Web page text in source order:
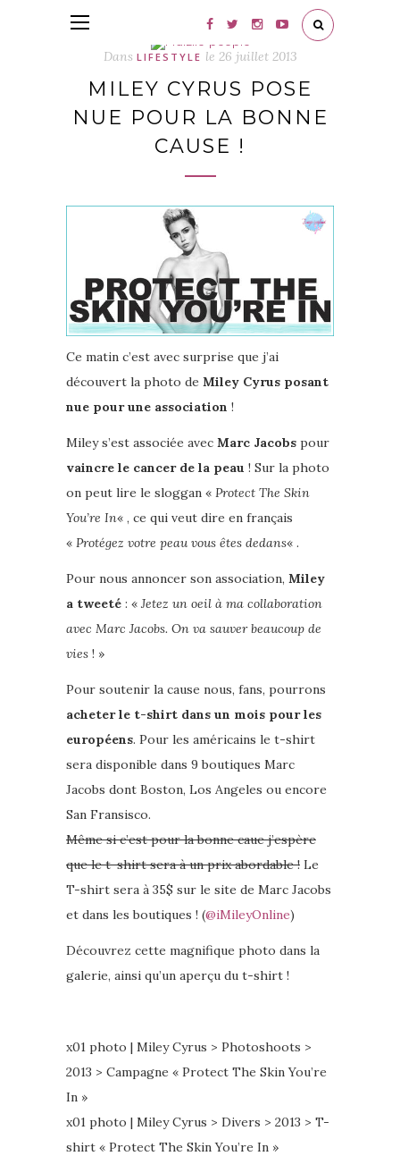
Dans LIFESTYLE le 26 juillet 2013
MILEY CYRUS POSE
NUE POUR LA BONNE
CAUSE !
Ce matin c’est avec surprise que j’ai
découvert la photo de Miley Cyrus posant
nue pour une association !
Miley s’est associée avec Marc Jacobs pour
vaincre le cancer de la peau ! Sur la photo
on peut lire le sloggan « Protect The Skin
You’re In« , ce qui veut dire en français
« Protégez votre peau vous êtes dedans« .
Pour nous annoncer son association, Miley
a tweeté : « Jetez un oeil à ma collaboration
avec Marc Jacobs. On va sauver beaucoup de
vies ! »
Pour soutenir la cause nous, fans, pourrons
acheter le t-shirt dans un mois pour les
européens. Pour les américains le t-shirt
sera disponible dans 9 boutiques Marc
Jacobs dont Boston, Los Angeles ou encore
San Fransisco.
Même si c’est pour la bonne caue j’espère
que le t-shirt sera à un prix abordable ! Le
T-shirt sera à 35$ sur le site de Marc Jacobs
et dans les boutiques ! (@iMileyOnline)
Découvrez cette magnifique photo dans la
galerie, ainsi qu’un aperçu du t-shirt !
x01 photo | Miley Cyrus > Photoshoots >
2013 > Campagne « Protect The Skin You’re
In »
x01 photo | Miley Cyrus > Divers > 2013 > T-
shirt « Protect The Skin You’re In »